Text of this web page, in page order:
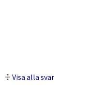
Visa alla svar